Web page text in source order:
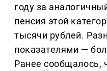
году за
пенсия этой
тысячи рублей.
показателями —
Ранее сообщалось,